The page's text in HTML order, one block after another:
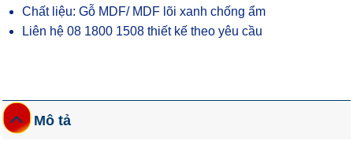
Chất liệu: Gỗ MDF/ MDF lõi xanh chống ẩm
Liên hệ 08 1800 1508 thiết kế theo yêu cầu
Mô tả